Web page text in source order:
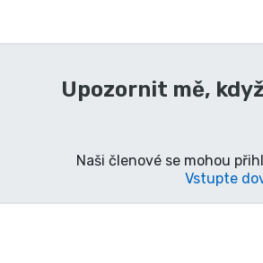
Upozornit mě,
Naši členové se mohou
Vstupte